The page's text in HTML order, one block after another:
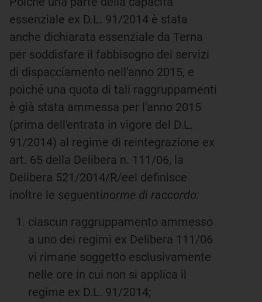
essenziale ex D.L. 91/2014 è stata
anche dichiarata essenziale da Terna
per soddisfare il fabbisogno dei servizi
di dispacciamento nell'anno 2015, e
poiché una quota di tali raggruppamenti
è già stata ammessa per l'anno 2015
(prima dell'entrata in vigore del D.L.
91/2014) al regime di reintegrazione ex
art. 65 della Delibera n. 111/06, la
Delibera 521/2014/R/eel definisce
inoltre le seguentinorme di raccordo:
ciascun raggruppamento ammesso
a uno dei regimi ex Delibera 111/06
vi rimane soggetto esclusivamente
nelle ore in cui non si applica il
regime ex D.L. 91/2014;